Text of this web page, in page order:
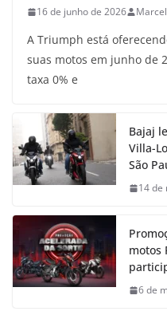
16 de junho de 2026
A Triumph está
suas motos em junho de
taxa 0% e
Bajaj
Villa-
São
14 de
motos
6 de